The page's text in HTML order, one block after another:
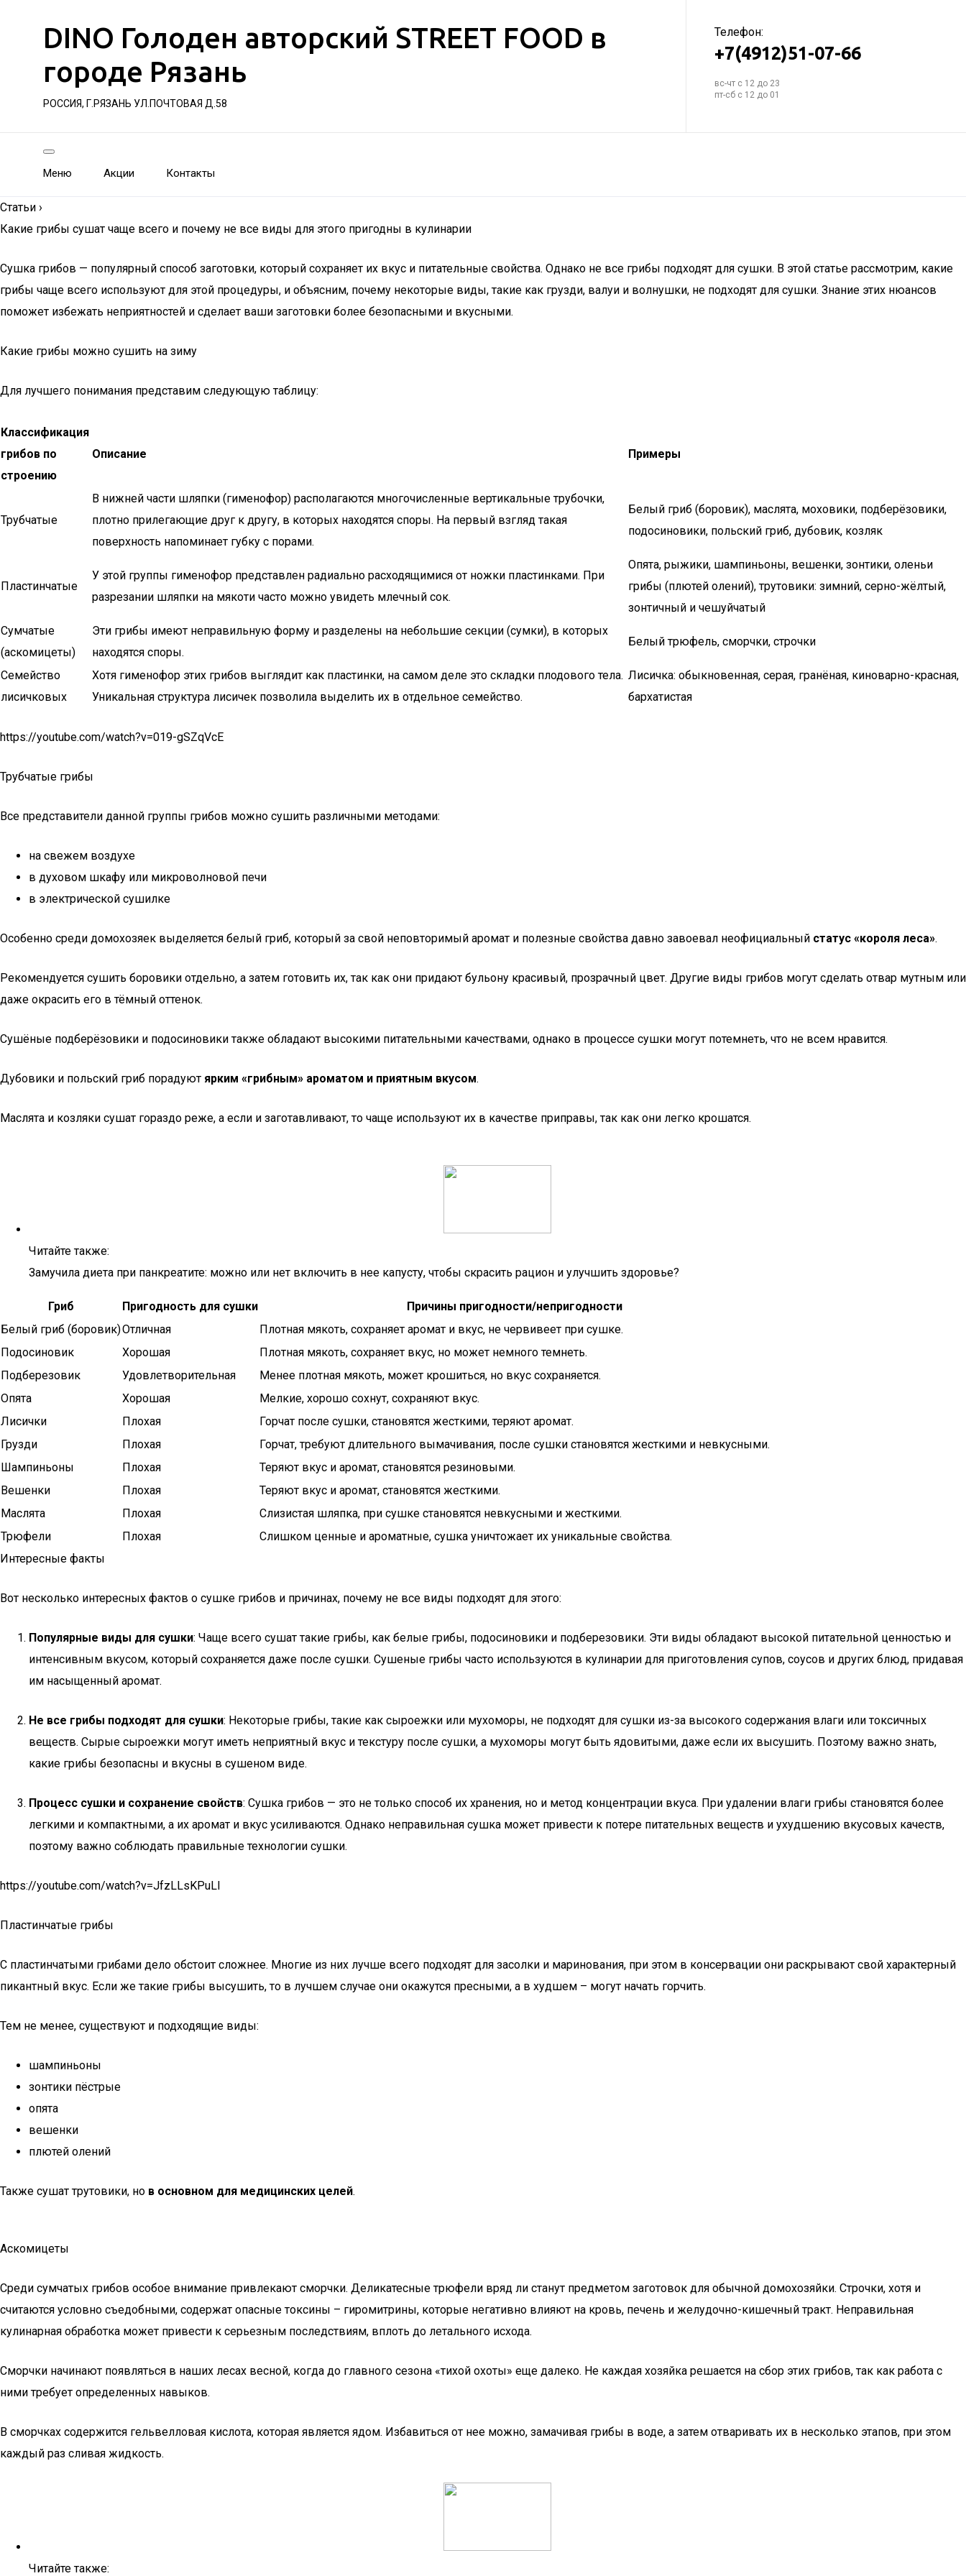
DINO Голоден авторский STREET FOOD в
городе Рязань
РОССИЯ, Г.РЯЗАНЬ УЛ.ПОЧТОВАЯ Д.58
Телефон:
+7(4912)51-07-66
вс-чт с 12 до 23
пт-сб с 12 до 01
Меню Акции Контакты
Статьи ›
Какие грибы сушат чаще всего и почему не все виды для этого пригодны в кулинарии
Сушка грибов — популярный способ заготовки, который сохраняет их вкус и питательные свойства. Однако не все грибы подходят для сушки. В этой статье рассмотрим, какие
грибы чаще всего используют для этой процедуры, и объясним, почему некоторые виды, такие как грузди, валуи и волнушки, не подходят для сушки. Знание этих нюансов
поможет избежать неприятностей и сделает ваши заготовки более безопасными и вкусными.
Какие грибы можно сушить на зиму
Для лучшего понимания представим следующую таблицу:
Классификация
грибов по
строению
Описание Примеры
Трубчатые
В нижней части шляпки (гименофор) располагаются многочисленные вертикальные трубочки,
плотно прилегающие друг к другу, в которых находятся споры. На первый взгляд такая
поверхность напоминает губку с порами.
Белый гриб (боровик), маслята, моховики, подберёзовики,
подосиновики, польский гриб, дубовик, козляк
Пластинчатые
У этой группы гименофор представлен радиально расходящимися от ножки пластинками. При
разрезании шляпки на мякоти часто можно увидеть млечный сок.
Опята, рыжики, шампиньоны, вешенки, зонтики, оленьи
грибы (плютей олений), трутовики: зимний, серно-жёлтый,
зонтичный и чешуйчатый
Сумчатые
(аскомицеты)
Эти грибы имеют неправильную форму и разделены на небольшие секции (сумки), в которых
находятся споры.
Белый трюфель, сморчки, строчки
Семейство
лисичковых
Хотя гименофор этих грибов выглядит как пластинки, на самом деле это складки плодового тела.
Уникальная структура лисичек позволила выделить их в отдельное семейство.
Лисичка: обыкновенная, серая, гранёная, киноварно-красная,
бархатистая
https://youtube.com/watch?v=019-gSZqVcE
Трубчатые грибы
Все представители данной группы грибов можно сушить различными методами:
на свежем воздухе
в духовом шкафу или микроволновой печи
в электрической сушилке
Особенно среди домохозяек выделяется белый гриб, который за свой неповторимый аромат и полезные свойства давно завоевал неофициальный статус «короля леса».
Рекомендуется сушить боровики отдельно, а затем готовить их, так как они придают бульону красивый, прозрачный цвет. Другие виды грибов могут сделать отвар мутным или
даже окрасить его в тёмный оттенок.
Сушёные подберёзовики и подосиновики также обладают высокими питательными качествами, однако в процессе сушки могут потемнеть, что не всем нравится.
Дубовики и польский гриб порадуют ярким «грибным» ароматом и приятным вкусом.
Маслята и козляки сушат гораздо реже, а если и заготавливают, то чаще используют их в качестве приправы, так как они легко крошатся.
Читайте также:
Замучила диета при панкреатите: можно или нет включить в нее капусту, чтобы скрасить рацион и улучшить здоровье?
Гриб Пригодность для сушки
Причины пригодности/непригодности
Белый гриб (боровик)Отличная
Плотная мякоть, сохраняет аромат и вкус, не червивеет при сушке.
Подосиновик
Хорошая
Плотная мякоть, сохраняет вкус, но может немного темнеть.
Подберезовик
Удовлетворительная
Менее плотная мякоть, может крошиться, но вкус сохраняется.
Опята
Хорошая
Мелкие, хорошо сохнут, сохраняют вкус.
Лисички
Плохая
Горчат после сушки, становятся жесткими, теряют аромат.
Грузди
Плохая
Горчат, требуют длительного вымачивания, после сушки становятся жесткими и невкусными.
Шампиньоны
Плохая
Теряют вкус и аромат, становятся резиновыми.
Вешенки
Плохая
Теряют вкус и аромат, становятся жесткими.
Маслята
Плохая
Слизистая шляпка, при сушке становятся невкусными и жесткими.
Трюфели
Плохая
Слишком ценные и ароматные, сушка уничтожает их уникальные свойства.
Интересные факты
Вот несколько интересных фактов о сушке грибов и причинах, почему не все виды подходят для этого:
Популярные виды для сушки: Чаще всего сушат такие грибы, как белые грибы, подосиновики и подберезовики. Эти виды обладают высокой питательной ценностью и
интенсивным вкусом, который сохраняется даже после сушки. Сушеные грибы часто используются в кулинарии для приготовления супов, соусов и других блюд, придавая
им насыщенный аромат.
Не все грибы подходят для сушки: Некоторые грибы, такие как сыроежки или мухоморы, не подходят для сушки из-за высокого содержания влаги или токсичных
веществ. Сырые сыроежки могут иметь неприятный вкус и текстуру после сушки, а мухоморы могут быть ядовитыми, даже если их высушить. Поэтому важно знать,
какие грибы безопасны и вкусны в сушеном виде.
Процесс сушки и сохранение свойств: Сушка грибов — это не только способ их хранения, но и метод концентрации вкуса. При удалении влаги грибы становятся более
легкими и компактными, а их аромат и вкус усиливаются. Однако неправильная сушка может привести к потере питательных веществ и ухудшению вкусовых качеств,
поэтому важно соблюдать правильные технологии сушки.
https://youtube.com/watch?v=JfzLLsKPuLI
Пластинчатые грибы
С пластинчатыми грибами дело обстоит сложнее. Многие из них лучше всего подходят для засолки и маринования, при этом в консервации они раскрывают свой характерный
пикантный вкус. Если же такие грибы высушить, то в лучшем случае они окажутся пресными, а в худшем – могут начать горчить.
Тем не менее, существуют и подходящие виды:
шампиньоны
зонтики пёстрые
опята
вешенки
плютей олений
Также сушат трутовики, но в основном для медицинских целей.
Аскомицеты
Среди сумчатых грибов особое внимание привлекают сморчки. Деликатесные трюфели вряд ли станут предметом заготовок для обычной домохозяйки. Строчки, хотя и
считаются условно съедобными, содержат опасные токсины – гиромитрины, которые негативно влияют на кровь, печень и желудочно-кишечный тракт. Неправильная
кулинарная обработка может привести к серьезным последствиям, вплоть до летального исхода.
Сморчки начинают появляться в наших лесах весной, когда до главного сезона «тихой охоты» еще далеко. Не каждая хозяйка решается на сбор этих грибов, так как работа с
ними требует определенных навыков.
В сморчках содержится гельвелловая кислота, которая является ядом. Избавиться от нее можно, замачивая грибы в воде, а затем отваривать их в несколько этапов, при этом
каждый раз сливая жидкость.
Читайте также: